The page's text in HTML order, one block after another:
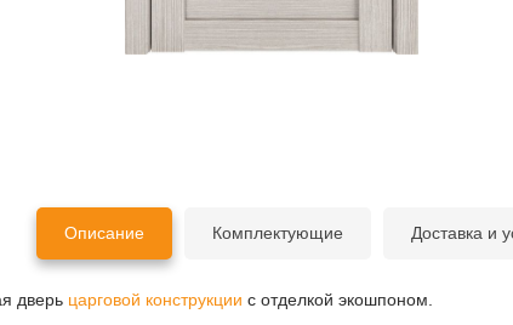
Описание Комплектующие Доставка и
дверь царговой конструкции с отделкой экошпоном.